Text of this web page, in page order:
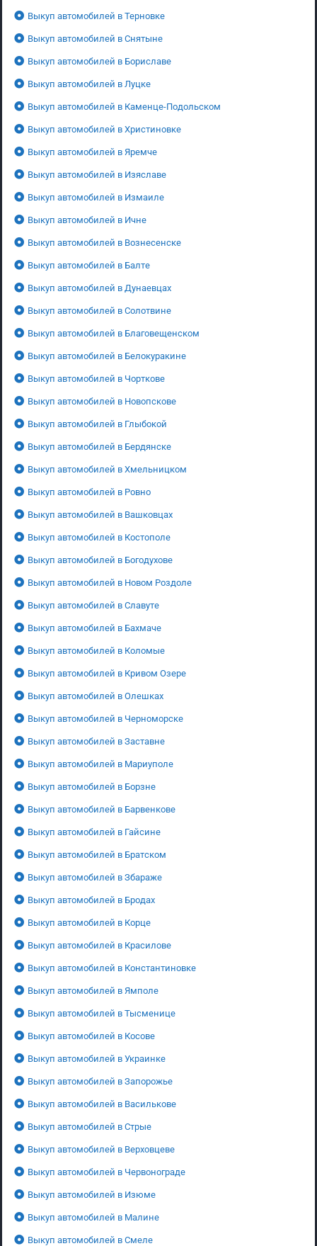
Выкуп автомобилей в Терновке
Выкуп автомобилей в Снятыне
Выкуп автомобилей в Бориславе
Выкуп автомобилей в Луцке
Выкуп автомобилей в Каменце-Подольском
Выкуп автомобилей в Христиновке
Выкуп автомобилей в Яремче
Выкуп автомобилей в Изяславе
Выкуп автомобилей в Измаиле
Выкуп автомобилей в Ичне
Выкуп автомобилей в Вознесенске
Выкуп автомобилей в Балте
Выкуп автомобилей в Дунаевцах
Выкуп автомобилей в Солотвине
Выкуп автомобилей в Благовещенском
Выкуп автомобилей в Белокуракине
Выкуп автомобилей в Чорткове
Выкуп автомобилей в Новопскове
Выкуп автомобилей в Глыбокой
Выкуп автомобилей в Бердянске
Выкуп автомобилей в Хмельницком
Выкуп автомобилей в Ровно
Выкуп автомобилей в Вашковцах
Выкуп автомобилей в Костополе
Выкуп автомобилей в Богодухове
Выкуп автомобилей в Новом Роздоле
Выкуп автомобилей в Славуте
Выкуп автомобилей в Бахмаче
Выкуп автомобилей в Коломые
Выкуп автомобилей в Кривом Озере
Выкуп автомобилей в Олешках
Выкуп автомобилей в Черноморске
Выкуп автомобилей в Заставне
Выкуп автомобилей в Мариуполе
Выкуп автомобилей в Борзне
Выкуп автомобилей в Барвенкове
Выкуп автомобилей в Гайсине
Выкуп автомобилей в Братском
Выкуп автомобилей в Збараже
Выкуп автомобилей в Бродах
Выкуп автомобилей в Корце
Выкуп автомобилей в Красилове
Выкуп автомобилей в Константиновке
Выкуп автомобилей в Ямполе
Выкуп автомобилей в Тысменице
Выкуп автомобилей в Косове
Выкуп автомобилей в Украинке
Выкуп автомобилей в Запорожье
Выкуп автомобилей в Василькове
Выкуп автомобилей в Стрые
Выкуп автомобилей в Верховцеве
Выкуп автомобилей в Червонограде
Выкуп автомобилей в Изюме
Выкуп автомобилей в Малине
Выкуп автомобилей в Смеле